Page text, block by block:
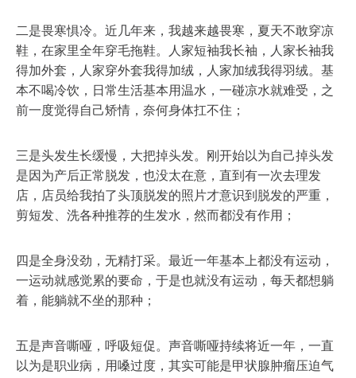
二是畏寒惧冷。近几年来，我越来越畏寒，夏天不敢穿凉
鞋，在家里全年穿毛拖鞋。人家短袖我长袖，人家长袖我
得加外套，人家穿外套我得加绒，人家加绒我得羽绒。基
本不喝冷饮，日常生活基本用温水，一碰凉水就难受，之
前一度觉得自己矫情，奈何身体扛不住；
三是头发生长缓慢，大把掉头发。刚开始以为自己掉头发
是因为产后正常脱发，也没太在意，直到有一次去理发
店，店员给我拍了头顶脱发的照片才意识到脱发的严重，
剪短发、洗各种推荐的生发水，然而都没有作用；
四是全身没劲，无精打采。最近一年基本上都没有运动，
一运动就感觉累的要命，于是也就没有运动，每天都想躺
着，能躺就不坐的那种；
五是声音嘶哑，呼吸短促。声音嘶哑持续将近一年，一直
以为是职业病，用嗓过度，其实可能是甲状腺肿瘤压迫气